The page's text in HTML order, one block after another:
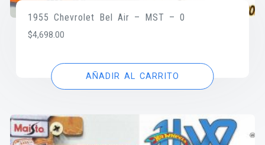
1955 Chevrolet Bel Air – MST – 0
$4,698.00
AÑADIR AL CARRITO